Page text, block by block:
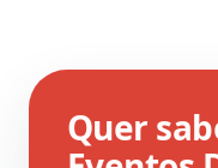
Quer